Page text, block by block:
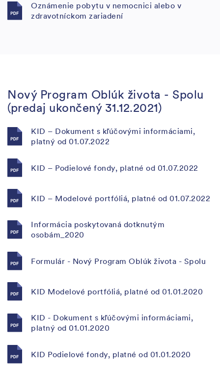
Oznámenie pobytu v nemocnici alebo v
zdravotníckom zariadení
Nový Program Oblúk života - Spolu
(predaj ukončený 31.12.2021)
KID – Dokument s kľúčovými informáciami,
platný od 01.07.2022
KID – Podielové fondy, platné od 01.07.2022
KID – Modelové portfóliá, platné od 01.07.2022
Informácia poskytovaná dotknutým
osobám_2020
Formulár - Nový Program Oblúk života - Spolu
KID Modelové portfóliá, platné od 01.01.2020
KID - Dokument s kľúčovými informáciami,
platný od 01.01.2020
KID Podielové fondy, platné od 01.01.2020